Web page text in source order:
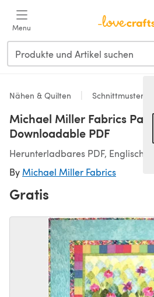
Menu
Nähen & Quilten Schnittmuster
Michael Miller Fabrics
Downloadable PDF
Herunterladbares PDF, Englisch
By Michael Miller Fabrics
Gratis